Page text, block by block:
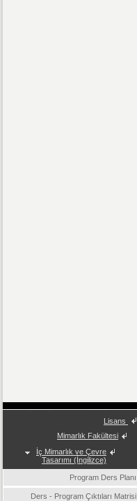
Lisans
Mimarlık Fakültesi
İç Mimarlık ve Çevre
Tasarımı (İngilizce)
Program Ders Planı
Ders - Program Çıktıları Matrisi